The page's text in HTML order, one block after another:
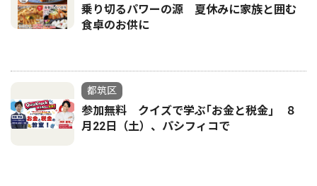
乗り切るパワーの源 夏休みに家族と囲む
食卓のお供に
都筑区
参加無料 クイズで学ぶ｢お金と税金｣ ８
月22日（土）、パシフィコで